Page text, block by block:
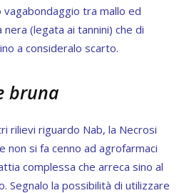
tra mallo ed
nera (legata ai tannini) che di
a consideralo scarto.
bruna
rilievi riguardo Nab, la Necrosi
non si fa cenno ad agrofarmaci
complessa che arreca sino al
Segnalo la possibilità di utilizzare